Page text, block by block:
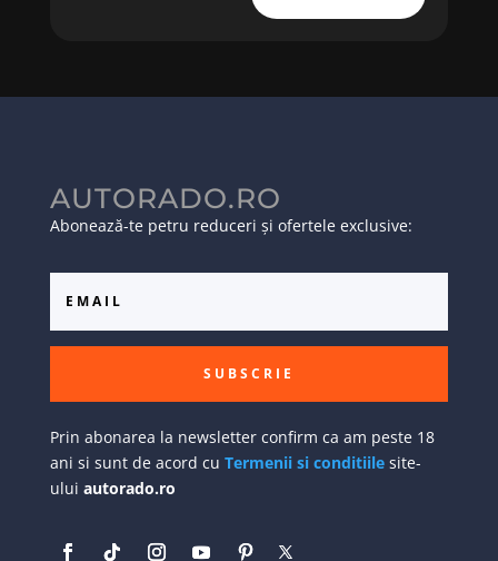
AUTORADO.RO
Abonează-te petru reduceri și ofertele exclusive:
SUBSCRIE
Prin abonarea la newsletter confirm ca am peste 18
ani si sunt de acord cu Termenii si conditiilesite-
ului autorado.ro